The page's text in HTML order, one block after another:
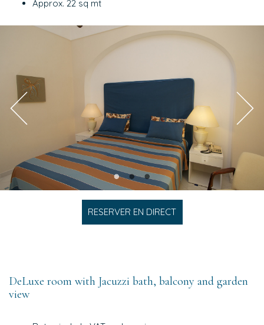
RESERVER EN DIRECT
Approx. 22 sq mt
DeLuxe room with Jacuzzi bath, balcony and garden
view